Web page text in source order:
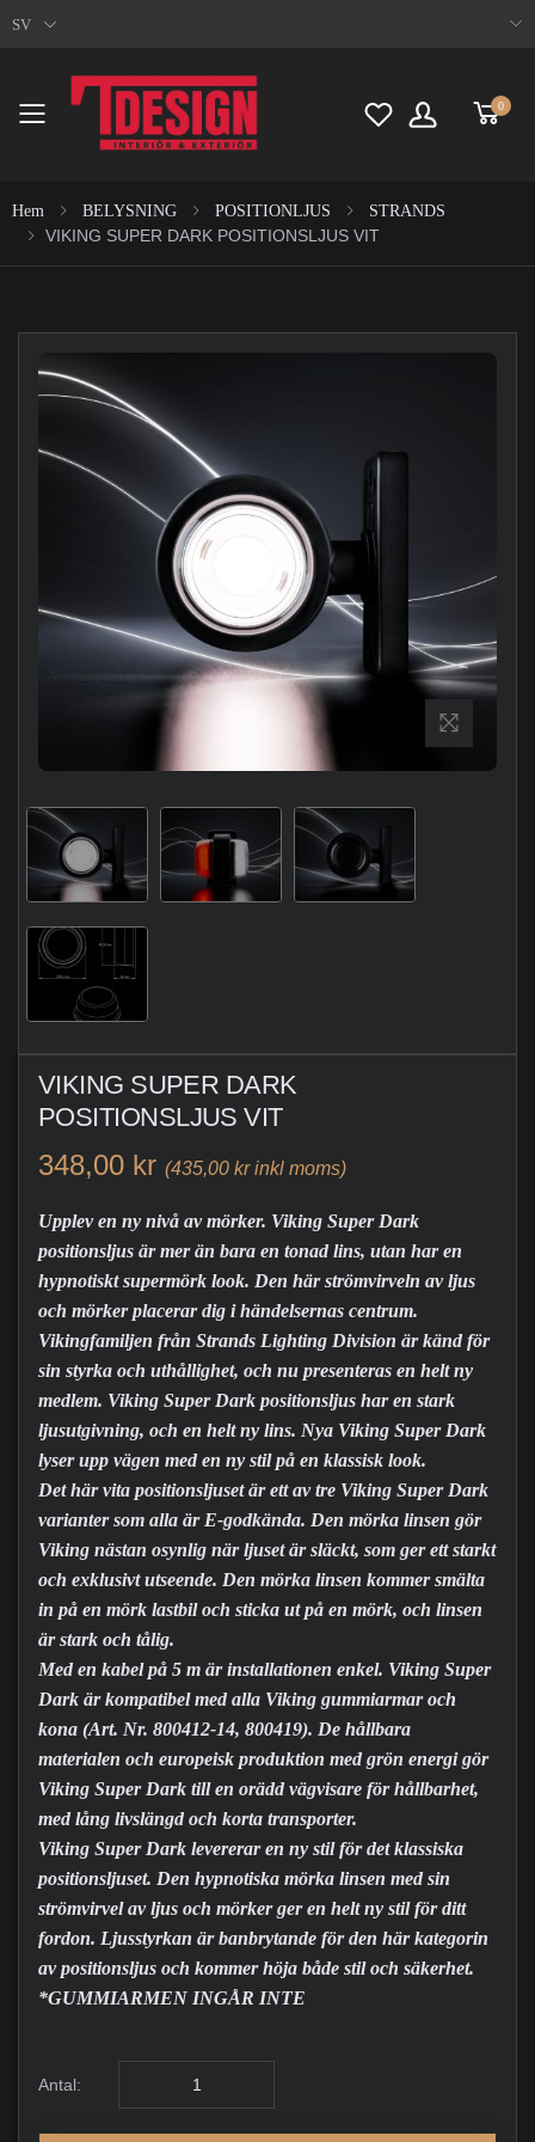
SV
Toggle mobile menu
0
Hem BELYSNING POSITIONLJUS STRANDS
VIKING SUPER DARK POSITIONSLJUS VIT
VIKING SUPER DARK
POSITIONSLJUS VIT
348,00 kr (435,00 kr inkl moms)
Upplev en ny nivå av mörker. Viking Super Dark
positionsljus är mer än bara en tonad lins, utan har en
hypnotiskt supermörk look. Den här strömvirveln av ljus
och mörker placerar dig i händelsernas centrum.
Vikingfamiljen från Strands Lighting Division är känd för
sin styrka och uthållighet, och nu presenteras en helt ny
medlem. Viking Super Dark positionsljus har en stark
ljusutgivning, och en helt ny lins. Nya Viking Super Dark
lyser upp vägen med en ny stil på en klassisk look.
Det här vita positionsljuset är ett av tre Viking Super Dark
varianter som alla är E-godkända. Den mörka linsen gör
Viking nästan osynlig när ljuset är släckt, som ger ett starkt
och exklusivt utseende. Den mörka linsen kommer smälta
in på en mörk lastbil och sticka ut på en mörk, och linsen
är stark och tålig.
Med en kabel på 5 m är installationen enkel. Viking Super
Dark är kompatibel med alla Viking gummiarmar och
kona (Art. Nr. 800412-14, 800419). De hållbara
materialen och europeisk produktion med grön energi gör
Viking Super Dark till en orädd vägvisare för hållbarhet,
med lång livslängd och korta transporter.
Viking Super Dark levererar en ny stil för det klassiska
positionsljuset. Den hypnotiska mörka linsen med sin
strömvirvel av ljus och mörker ger en helt ny stil för ditt
fordon. Ljusstyrkan är banbrytande för den här kategorin
av positionsljus och kommer höja både stil och säkerhet.
*GUMMIARMEN INGÅR INTE
Antal: